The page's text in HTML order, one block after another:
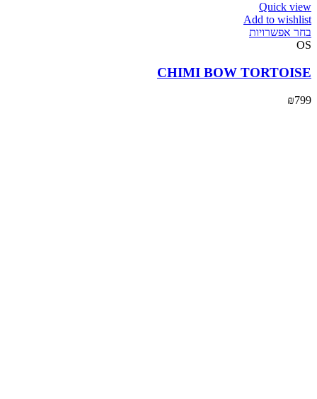
Quick view
Add to wishlist
בחר אפשרויות
OS
CHIMI BOW TORTOISE
₪799